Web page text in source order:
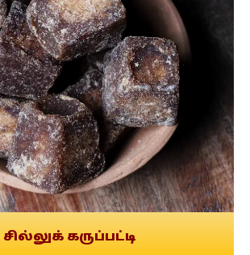
சில்லுக் கருப்பட்டி